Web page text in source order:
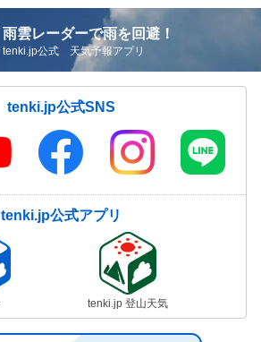
雨雲レーダーで雨を回避！
tenki.jp公式 天気予報アプリ
tenki.jp公式SNS
tenki.jp公式アプリ
tenki.jp 登山天気